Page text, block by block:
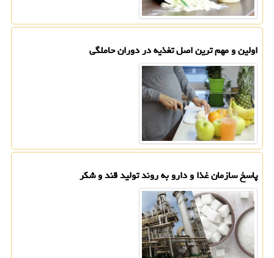
اولین و مهم ترین اصل تغذیه در دوران حاملگی
پاسخ سازمان غذا و دارو به روند تولید قند و شکر